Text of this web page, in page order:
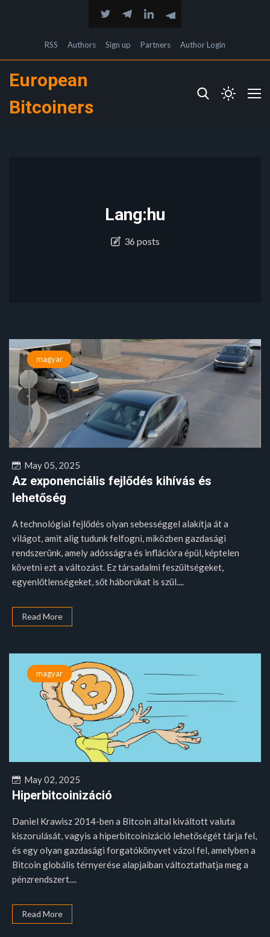
RSS Authors Sign up Partners Author Login
European
Bitcoiners
Lang:hu
36 posts
magyar
May 05, 2025
Az exponenciális fejlődés kihívás és
lehetőség
A technológiai fejlődés olyan sebességgel alakítja át a
világot, amit alig tudunk felfogni, miközben gazdasági
rendszerünk, amely adósságra és inflációra épül, képtelen
követni ezt a változást. Ez társadalmi feszültségeket,
egyenlőtlenségeket, sőt háborúkat is szül....
Read More
magyar
May 02, 2025
Hiperbitcoinizáció
Daniel Krawisz 2014-ben a Bitcoin által kiváltott valuta
kiszorulását, vagyis a hiperbitcoinizáció lehetőségét tárja fel,
és egy olyan gazdasági forgatókönyvet vázol fel, amelyben a
Bitcoin globális térnyerése alapjaiban változtathatja meg a
pénzrendszert....
Read More